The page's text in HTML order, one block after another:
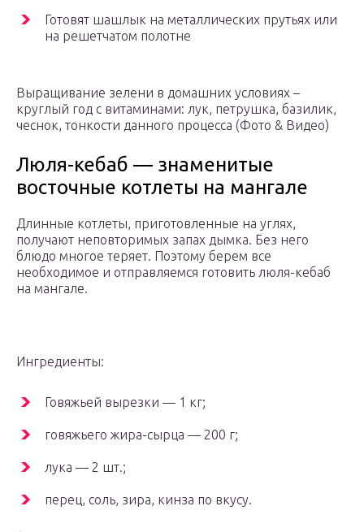
Готовят шашлык на металлических прутьях или
на решетчатом полотне
Выращивание зелени в домашних условиях –
круглый год с витаминами: лук, петрушка, базилик,
чеснок, тонкости данного процесса (Фото & Видео)
Люля-кебаб — знаменитые
восточные котлеты на мангале
Длинные котлеты, приготовленные на углях,
получают неповторимых запах дымка. Без него
блюдо многое теряет. Поэтому берем все
необходимое и отправляемся готовить люля-кебаб
на мангале.
Ингредиенты:
Говяжьей вырезки — 1 кг;
говяжьего жира-сырца — 200 г;
лука — 2 шт.;
перец, соль, зира, кинза по вкусу.